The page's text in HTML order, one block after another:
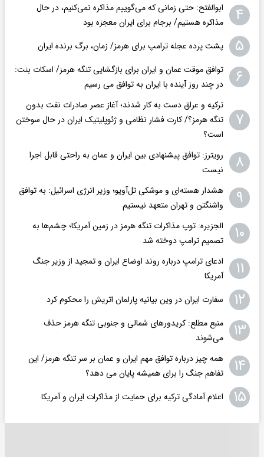
۴
ابوالفتح: حتی زمانی که می‌گوییم مذاکره نمی‌کنیم، در حال
مذاکره هستیم/ برجام برای ایران معجزه بود
۵ پشت پرده عجله ترامپ برای هرمز/ زمان، برگ برنده ایران
۶
توافق موقت عمان و ایران برای بازگشایی تنگه هرمز/ اسکات بنت:
در چند روز آینده با ایران به توافق می رسیم
۷
ترکیه و عراق دست به کار شدند؛ آغاز عصر صادرات نفت بدون
تنگه هرمز؟/ کارت فشار نظامی و ژئوپلیتیک ایران در حال سوختن
است؟
۸
رویترز: توافق پیشنهادی بین ایران و عمان به راحتی قابل اجرا
نیست
۹
هشدار هسته‌ای و موشکی تل‌آویو؛ وزیر انرژی اسرائیل: به توافق
واشنگتن و تهران متعهد نیستیم
۱۰
الجزیره: توپ مذاکرات تنگه هرمز در زمین آمریکا؛ چشم‌ها به
تصمیم ترامپ دوخته شد
۱۱
ادعای ترامپ درباره روند اوضاع ایران و تمجید از وزیر جنگ
آمریکا
۱۲ سفارت ایران در وین بیانیه پارلمان اتریش را محکوم کرد
۱۳
منبع مطلع: کریدورهای شمالی و جنوبی تنگه هرمز حذف
می‌شوند
۱۴
همه چیز درباره توافق مهم ایران و عمان بر سر تنگه هرمز/ این
تفاهم جنگ را برای همیشه پایان می دهد؟
۱۵ اعلام آمادگی ترکیه برای حمایت از مذاکرات ایران و آمریکا